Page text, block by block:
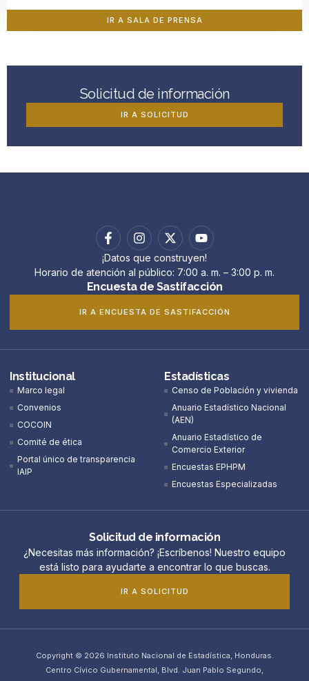
IR A SALA DE PRENSA
Solicitud de información
IR A SOLICITUD
¡Datos que construyen!
Horario de atención al público: 7:00 a. m. – 3:00 p. m.
Encuesta de Sastifacción
IR A ENCUESTA DE SASTIFACCIÓN
Institucional
Marco legal
Convenios
COCOIN
Comité de ética
Portal único de transparencia
IAIP
Estadísticas
Censo de Población y vivienda
Anuario Estadístico Nacional
(AEN)​
Anuario Estadístico de
Comercio Exterior
Encuestas EPHPM
Encuestas Especializadas
Solicitud de información
¿Necesitas más información? ¡Escríbenos! Nuestro equipo
está listo para ayudarte a encontrar lo que buscas.
IR A SOLICITUD
Copyright © 2026 Instituto Nacional de Estadística, Honduras.
Centro Cívico Gubernamental, Blvd. Juan Pablo Segundo,